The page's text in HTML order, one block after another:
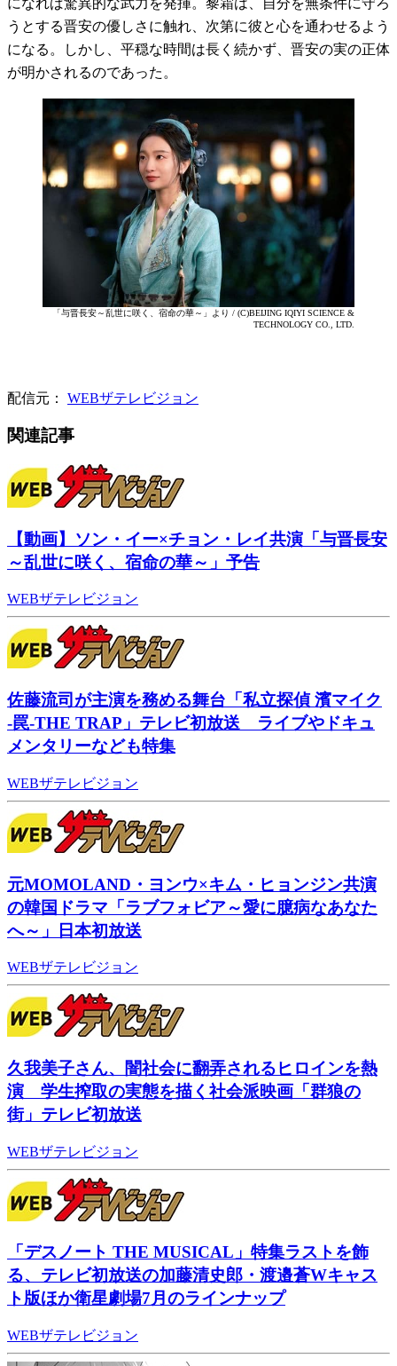
うとする晋安の優しさに触れ、次第に彼と心を通わせるよう
になる。しかし、平穏な時間は長く続かず、晋安の実の正体
が明かされるのであった。
「与晋長安～乱世に咲く、宿命の華～」より / (C)BEIJING IQIYI SCIENCE &
TECHNOLOGY CO., LTD.
配信元： WEBザテレビジョン
関連記事
【動画】ソン・イー×チョン・レイ共演「与晋長安
～乱世に咲く、宿命の華～」予告
WEBザテレビジョン
佐藤流司が主演を務める舞台「私立探偵 濱マイク
-罠-THE TRAP」テレビ初放送 ライブやドキュ
メンタリーなども特集
WEBザテレビジョン
元MOMOLAND・ヨンウ×キム・ヒョンジン共演
の韓国ドラマ「ラブフォビア～愛に臆病なあなた
へ～」日本初放送
WEBザテレビジョン
久我美子さん、闇社会に翻弄されるヒロインを熱
演 学生搾取の実態を描く社会派映画「群狼の
街」テレビ初放送
WEBザテレビジョン
「デスノート THE MUSICAL」特集ラストを飾
る、テレビ初放送の加藤清史郎・渡邉蒼Wキャス
ト版ほか衛星劇場7月のラインナップ
WEBザテレビジョン